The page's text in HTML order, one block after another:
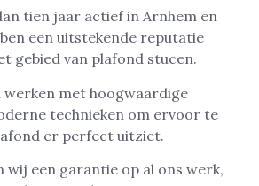
tien jaar actief in Arnhem en
een uitstekende reputatie
gebied van plafond stucen.
werken met hoogwaardige
technieken om ervoor te
er perfect uitziet.
wij een garantie op al ons werk,